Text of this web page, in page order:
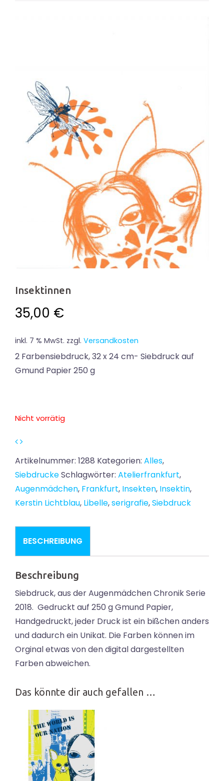
Insektinnen
35,00 €
inkl. 7 % MwSt. zzgl. Versandkosten
2 Farbensiebdruck, 32 x 24 cm- Siebdruck auf
Gmund Papier 250 g
Nicht vorrätig
Artikelnummer: 1288 Kategorien: Alles,
SiebdruckeSchlagwörter: Atelierfrankfurt,
Augenmädchen, Frankfurt, Insekten, Insektin,
Kerstin Lichtblau, Libelle,serigrafie,Siebdruck
BESCHREIBUNG
Beschreibung
Siebdruck, aus der Augenmädchen Chronik Serie
2018. Gedruckt auf 250 g Gmund Papier,
Handgedruckt, jeder Druck ist ein bißchen anders
und dadurch ein Unikat. Die Farben können im
Orginal etwas von den digital dargestellten
Farben abweichen.
Das könnte dir auch gefallen …